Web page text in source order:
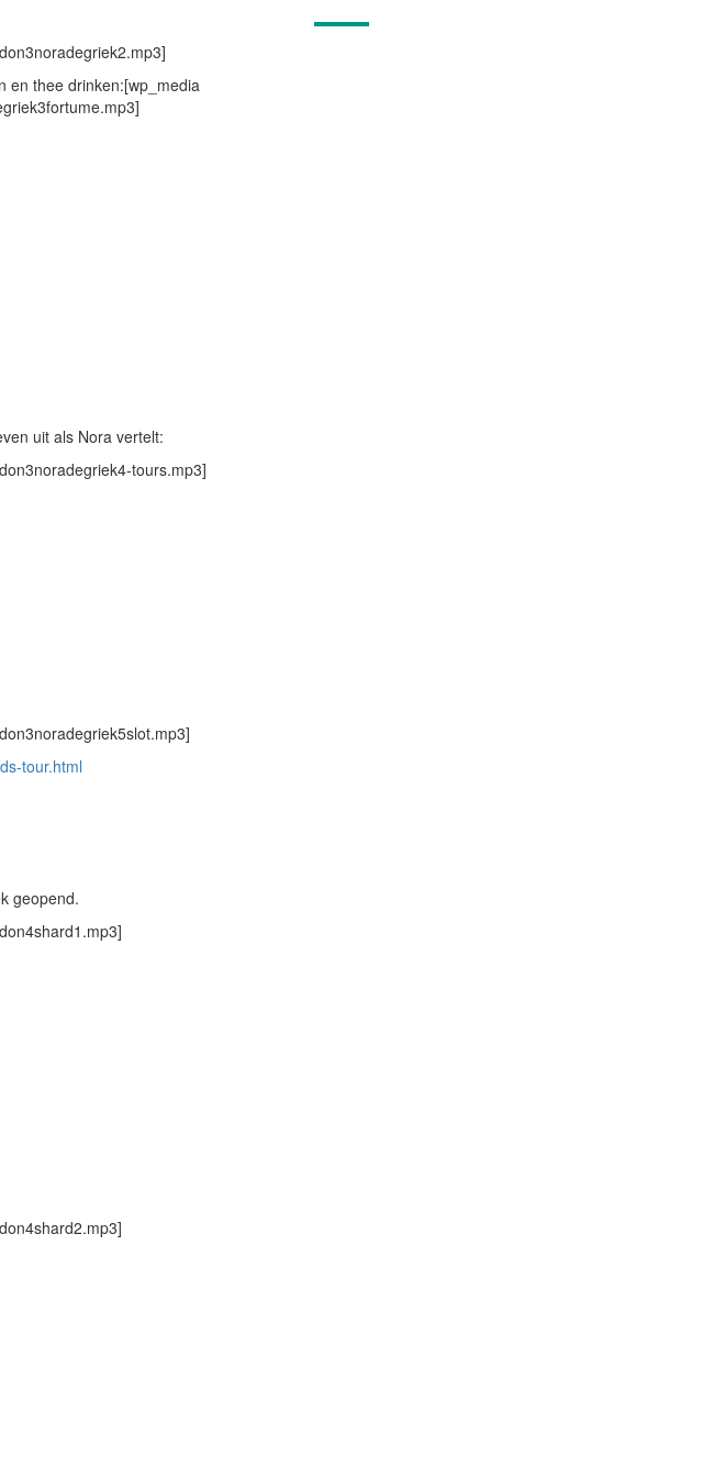
en thee drinken:[wp_media
uit als Nora vertelt:
tours.mp3]
tour.html
geopend.